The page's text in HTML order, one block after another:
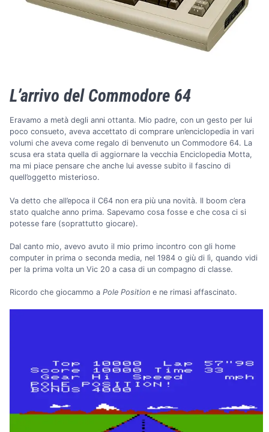
L’arrivo del Commodore 64
Eravamo a metà degli anni ottanta. Mio padre, con un gesto per lui
poco consueto, aveva accettato di comprare un’enciclopedia in vari
volumi che aveva come regalo di benvenuto un Commodore 64. La
scusa era stata quella di aggiornare la vecchia Enciclopedia Motta,
ma mi piace pensare che anche lui avesse subito il fascino di
quell’oggetto misterioso.
Va detto che all’epoca il C64 non era più una novità. Il boom c’era
stato qualche anno prima. Sapevamo cosa fosse e che cosa ci si
potesse fare (soprattutto giocare).
Dal canto mio, avevo avuto il mio primo incontro con gli home
computer in prima o seconda media, nel 1984 o giù di lì, quando vidi
per la prima volta un Vic 20 a casa di un compagno di classe.
Ricordo che giocammo a Pole Position e ne rimasi affascinato.